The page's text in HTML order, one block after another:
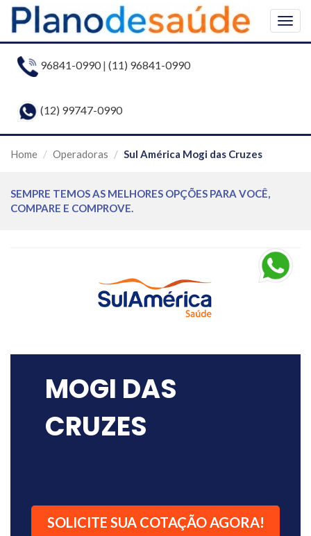
96841-0990| (11) 96841-0990
(12) 99747-0990
Home Operadoras Sul América Mogi das Cruzes
SEMPRE TEMOS AS MELHORES OPÇÕES PARA VOCÊ,
COMPARE E COMPROVE.
MOGI DAS
CRUZES
SOLICITE SUA COTAÇÃO AGORA!